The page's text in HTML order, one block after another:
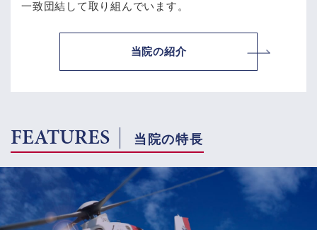
一致団結して取り組んでいます。
当院の紹介
FEATURES 当院の特長